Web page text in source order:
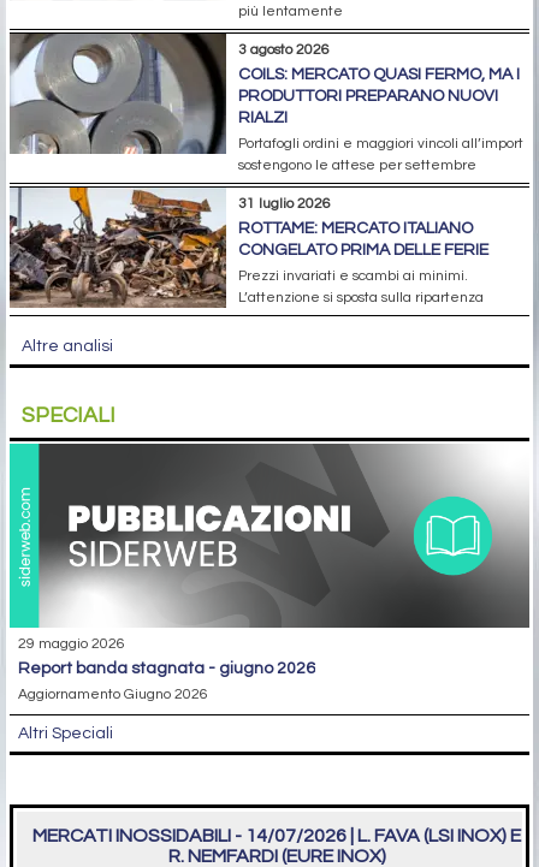
più lentamente
3 agosto 2026
COILS: MERCATO QUASI FERMO, MA I
PRODUTTORI PREPARANO NUOVI
RIALZI
Portafogli ordini e maggiori vincoli all’import
sostengono le attese per settembre
31 luglio 2026
ROTTAME: MERCATO ITALIANO
CONGELATO PRIMA DELLE FERIE
Prezzi invariati e scambi ai minimi.
L’attenzione si sposta sulla ripartenza
Altre analisi
SPECIALI
29 maggio 2026
report banda stagnata - giugno 2026
Aggiornamento Giugno 2026
Altri Speciali
MERCATI INOSSIDABILI - 14/07/2026 | L. FAVA (LSI INOX) E
R. NEMFARDI (EURE INOX)